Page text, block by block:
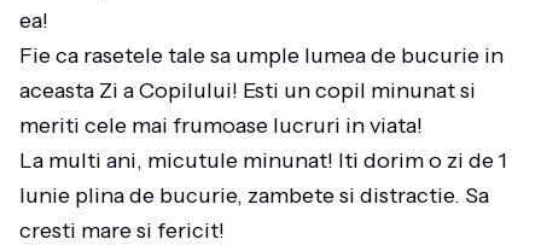
ea!
Fie ca rasetele tale sa umple lumea de bucurie in
aceasta Zi a Copilului! Esti un copil minunat si
meriti cele mai frumoase lucruri in viata!
La multi ani, micutule minunat! Iti dorim o zi de 1
Iunie plina de bucurie, zambete si distractie. Sa
cresti mare si fericit!